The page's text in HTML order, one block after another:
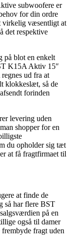
subwoofere er
for din ordre
virkelig væsentligt at
det respektive
på blot en enkelt
K15A Aktiv 15″
ud fra at
klokkeslæt, så de
forinden
levering uden
shopper for en
du opholder sig tæt
at få fragtfirmaet til
at finde de
så har flere BST
på en
også til damer
fragt uden